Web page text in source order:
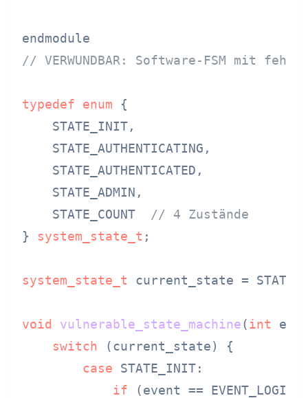
// VERWUNDBAR: Software-FSM mit
typedef enum {
    STATE_INIT,
    STATE_AUTHENTICATING,
    STATE_AUTHENTICATED,
    STATE_ADMIN,
    STATE_COUNT
// 4 Zustände
} system_state_t ;
system_state_t current_state =
void vulnerable_state_machine(int
switch (current_state) {
case STATE_INIT:
if (event ==